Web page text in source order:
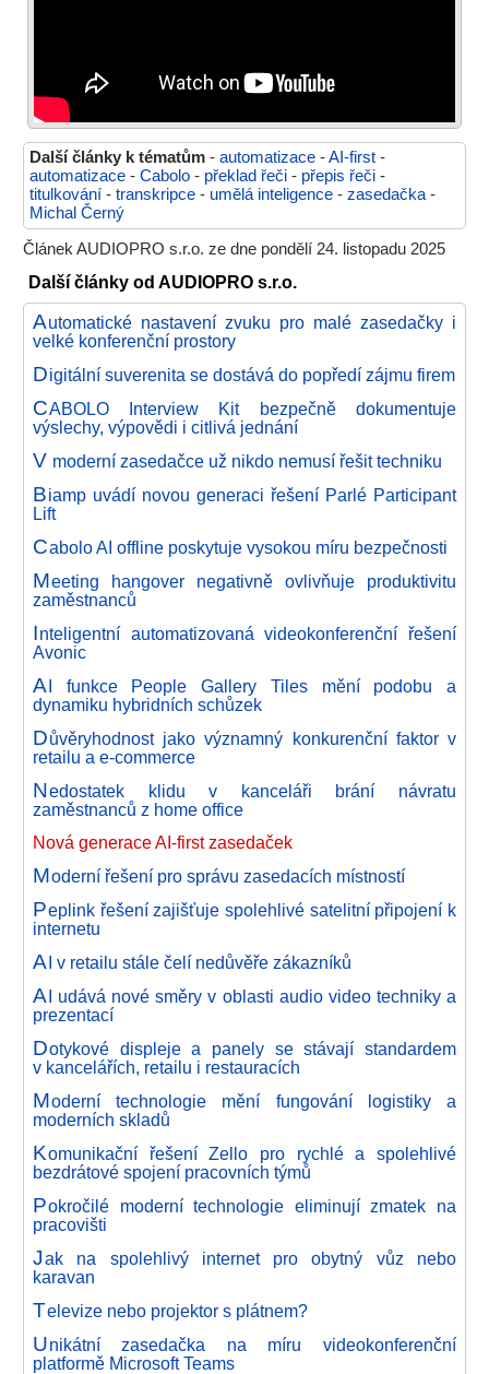
Další články k tématům - automatizace -AI-first -
automatizace - Cabolo - překlad řeči - přepis řeči -
titulkování - transkripce - umělá inteligence - zasedačka -
Michal Černý
Článek AUDIOPRO s.r.o. ze dne pondělí 24. listopadu 2025
Další články od AUDIOPRO s.r.o.
Automatické nastavení zvuku pro malé zasedačky i
velké konferenční prostory
Digitální suverenita se dostává do popředí zájmu firem
CABOLO Interview Kit bezpečně dokumentuje
výslechy, výpovědi i citlivá jednání
V moderní zasedačce už nikdo nemusí řešit techniku
Biamp uvádí novou generaci řešení Parlé Participant
Lift
Cabolo AI offline poskytuje vysokou míru bezpečnosti
Meeting hangover negativně ovlivňuje produktivitu
zaměstnanců
Inteligentní automatizovaná videokonferenční řešení
Avonic
AI funkce People Gallery Tiles mění podobu a
dynamiku hybridních schůzek
Důvěryhodnost jako významný konkurenční faktor v
retailu a e-commerce
Nedostatek klidu v kanceláři brání návratu
zaměstnanců z home office
Nová generace AI-first zasedaček
Moderní řešení pro správu zasedacích místností
Peplink řešení zajišťuje spolehlivé satelitní připojení k
internetu
AI v retailu stále čelí nedůvěře zákazníků
AI udává nové směry v oblasti audio video techniky a
prezentací
Dotykové displeje a panely se stávají standardem
v kancelářích, retailu i restauracích
Moderní technologie mění fungování logistiky a
moderních skladů
Komunikační řešení Zello pro rychlé a spolehlivé
bezdrátové spojení pracovních týmů
Pokročilé moderní technologie eliminují zmatek na
pracovišti
Jak na spolehlivý internet pro obytný vůz nebo
karavan
Televize nebo projektor s plátnem?
Unikátní zasedačka na míru videokonferenční
platformě Microsoft Teams